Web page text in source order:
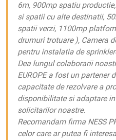
6m, 900mp spatiu
si spatii cu alte destinatii,
spatii verzi, 1100mp
drumuri trotuare ), Camera
pentru instalatia de
Dea lungul colaborarii
EUROPE a fost un partener
capacitate de rezolvare a
disponibilitate si adaptare
solicitarilor noastre.
Recomandam firma NESS
celor care ar putea fi